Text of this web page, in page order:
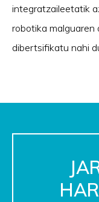
integratzaileetatik
robotika
dibertsifikatu nahi